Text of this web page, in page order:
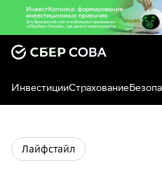
ИнвестицииСтрахование
Лайфстайл